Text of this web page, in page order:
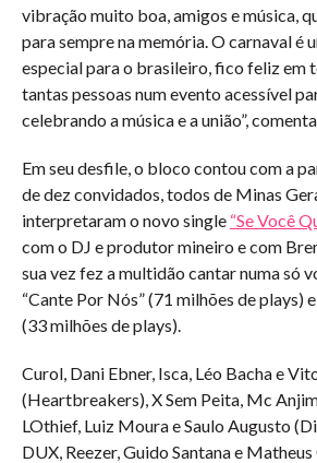
vibração muito boa, amigos e música,
para sempre na memória. O carnaval é
especial para o brasileiro, fico feliz em
tantas pessoas num evento acessível
celebrando a música e a união”,
Em seu desfile, o bloco contou com a
de dez convidados, todos de Minas
interpretaram o novo single “Se Você
com o DJ e produtor mineiro e com
sua vez fez a multidão cantar numa só
“Cante Por Nós” (71 milhões de plays) e
(33 milhões de plays).
Curol, Dani Ebner, Isca, Léo Bacha e
(Heartbreakers), X Sem Peita, Mc
LOthief, Luiz Moura e Saulo Augusto
DUX, Reezer, Guido Santana e